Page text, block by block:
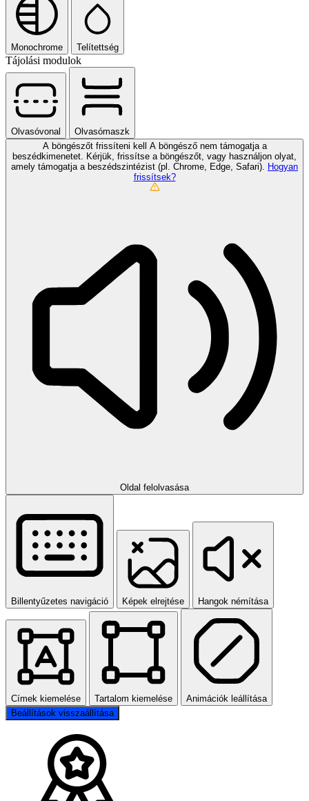
Monochrome Telítettség
Tájolási modulok
Olvasóvonal
Olvasómaszk
A böngészőt frissíteni kell A böngésző nem támogatja a
beszédkimenetet. Kérjük, frissítse a böngészőt, vagy használjon olyat,
amely támogatja a beszédszintézist (pl. Chrome, Edge, Safari). Hogyan
frissítsek?
Oldal felolvasása
Billentyűzetes navigáció Képek elrejtése Hangok némítása
Címek kiemelése Tartalom kiemelése
Animációk leállítása
Beállítások visszaállítása